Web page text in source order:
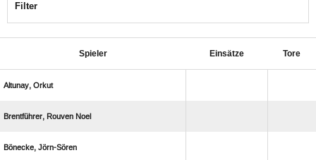
Filter
Spieler Einsätze Tore
 
  
 